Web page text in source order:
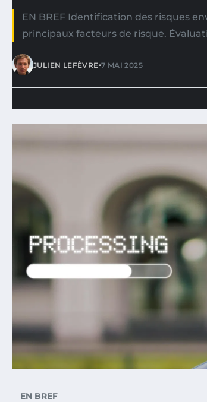
EN BREF Identification des risques
principaux facteurs de risque.
JULIEN LEFÈVRE•7 MAI 2025
EN BREF